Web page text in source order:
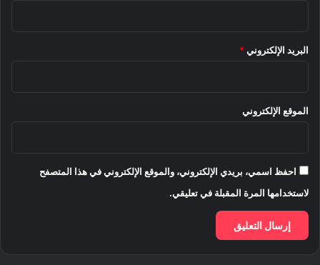
البريد الإلكتروني *
الموقع الإلكتروني
احفظ اسمي، بريدي الإلكتروني، والموقع الإلكتروني في هذا المتصفح
لاستخدامها المرة المقبلة في تعليقي.